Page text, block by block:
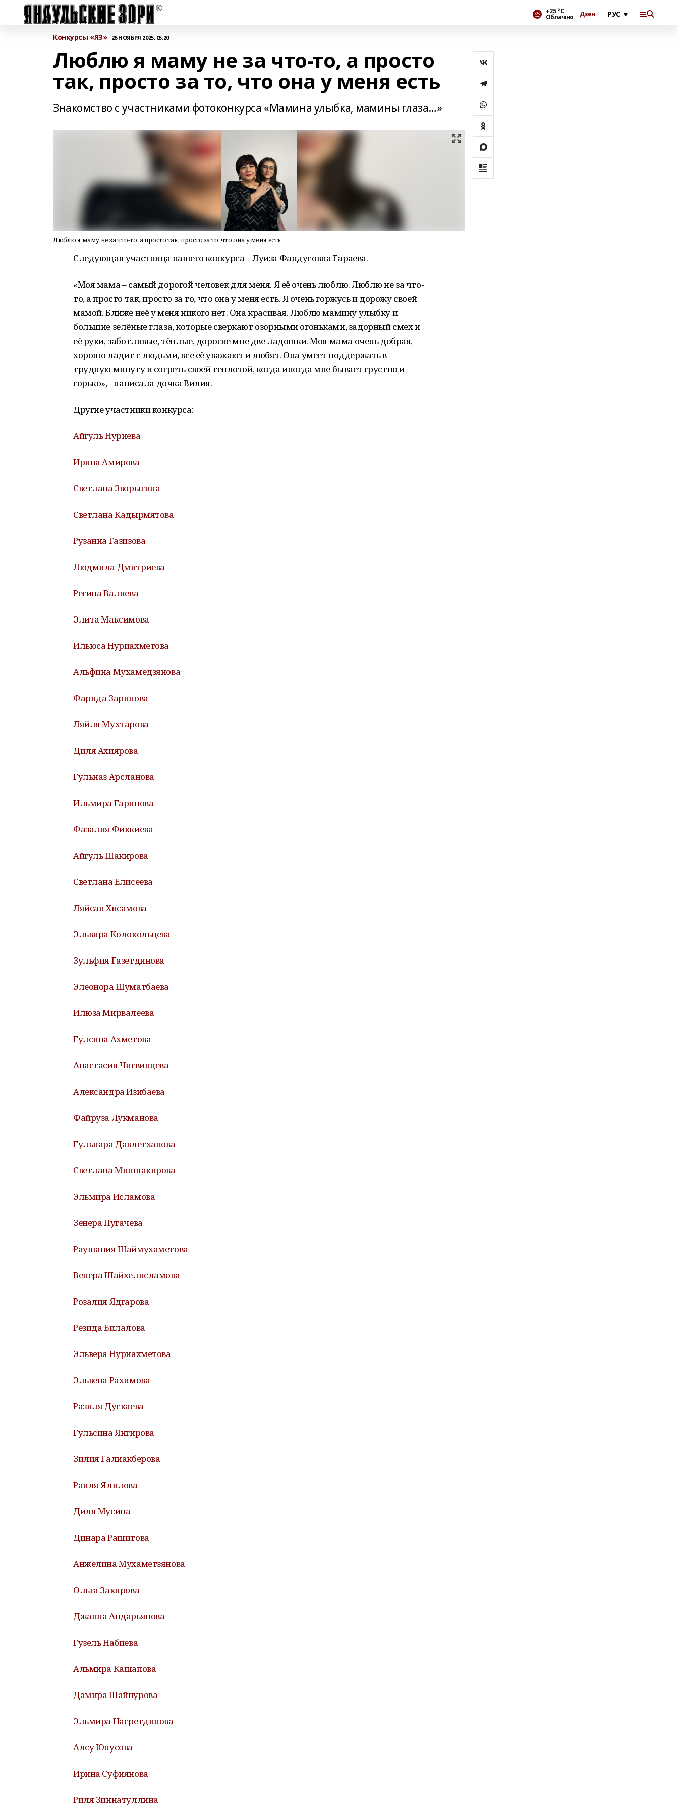
+25 °С
Облачно Дзен
Конкурсы «ЯЗ» 26 НОЯБРЯ 2025, 05:20
Люблю я маму не за что-то, а просто
так, просто за то, что она у меня есть
Знакомство с участниками фотоконкурса «Мамина улыбка, мамины глаза…»
Люблю я маму не за что-то, а просто так, просто за то, что она у меня есть
Следующая участница нашего конкурса – Луиза Фандусовна Гараева.
«Моя мама – самый дорогой человек для меня. Я её очень люблю. Люблю не за что-
то, а просто так, просто за то, что она у меня есть. Я очень горжусь и дорожу своей
мамой. Ближе неё у меня никого нет. Она красивая. Люблю мамину улыбку и
большие зелёные глаза, которые сверкают озорными огоньками, задорный смех и
её руки, заботливые, тёплые, дорогие мне две ладошки. Моя мама очень добрая,
хорошо ладит с людьми, все её уважают и любят. Она умеет поддержать в
трудную минуту и согреть своей теплотой, когда иногда мне бывает грустно и
горько», - написала дочка Вилия.
Другие участники конкурса:
Айгуль Нуриева
Ирина Амирова
Светлана Зворыгина
Светлана Кадырмятова
Рузанна Газизова
Людмила Дмитриева
Регина Валиева
Элита Максимова
Ильюса Нуриахметова
Альфина Мухамедзянова
Фарида Зарипова
Ляйля Мухтарова
Диля Ахиярова
Гульназ Арсланова
Ильмира Гарипова
Фазалия Фиккиева
Айгуль Шакирова
Светлана Елисеева
Ляйсан Хисамова
Эльвира Колокольцева
Зульфия Газетдинова
Элеонора Шуматбаева
Илюза Мирвалеева
Гулсина Ахметова
Анастасия Чигвинцева
Александра Изибаева
Файруза Лукманова
Гульнара Давлетханова
Светлана Миншакирова
Эльмира Исламова
Зенера Пугачева
Раушания Шаймухаметова
Венера Шайхелисламова
Розалия Ядгарова
Резида Билалова
Эльвера Нуриахметова
Эльвена Рахимова
Разиля Дускаева
Гульсина Янгирова
Зилия Галиакберова
Раиля Ялилова
Диля Мусина
Динара Рашитова
Анжелина Мухаметзянова
Ольга Закирова
Джанна Андарьянова
Гузель Набиева
Альмира Кашапова
Дамира Шайнурова
Эльмира Насретдинова
Алсу Юнусова
Ирина Суфиянова
Риля Зиннатуллина